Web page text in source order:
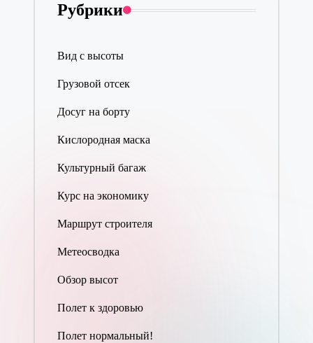
Рубрики
Вид с высоты
Грузовой отсек
Досуг на борту
Кислородная маска
Культурный багаж
Курс на экономику
Маршрут строителя
Метеосводка
Обзор высот
Полет к здоровью
Полет нормальный!